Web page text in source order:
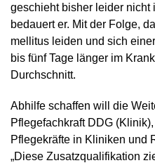
geschieht bisher leider nicht
bedauert er. Mit der Folge,
mellitus leiden und sich
bis fünf Tage länger im
Durchschnitt.
Abhilfe schaffen will die
Pflegefachkraft DDG
Pflegekräfte in Kliniken und
„Diese Zusatzqualifikation